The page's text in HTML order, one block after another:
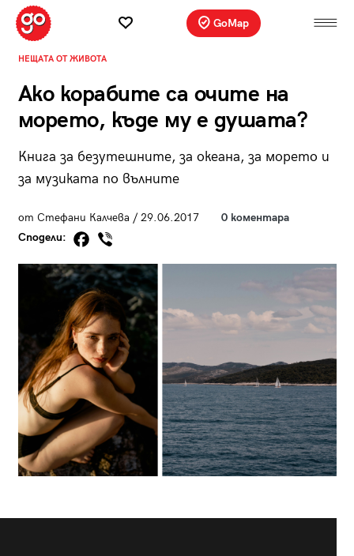
GoMap
НЕЩАТА ОТ ЖИВОТА
Ако корабите са очите на
морето, къде му е душата?
Книга за безутешните, за океана, за морето и
за музиката по вълните
от Стефани Калчева / 29.06.2017
0 коментара
Сподели: